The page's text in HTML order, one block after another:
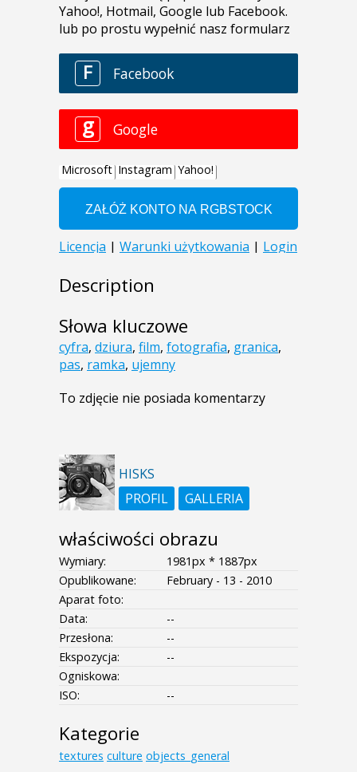
Description
Słowa kluczowe
cyfra, dziura, film, fotografia, granica,
pas, ramka, ujemny
To zdjęcie nie posiada komentarzy
HISKS
PROFIL
GALLERIA
właściwości obrazu
Wymiary:
1981px * 1887px
Opublikowane:
February - 13 - 2010
Aparat foto:
Data:
--
Przesłona:
--
Ekspozycja:
--
Ogniskowa:
ISO:
--
Kategorie
textures culture objects_general